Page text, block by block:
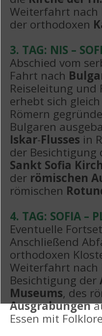
Weiterfahrt nach
der orthodoxen
3. TAG: NIS –
Abschied vom
Fahrt nach
Reiseleitung und
erhebt sich
Römern
Bulgaren
Iskar-Flusses in
der Besichtigung
Sankt Sofia
der römischen
römischen
4. TAG: SOFIA –
Eventuelle
Anschließend
orthodoxen
Weiterfahrt nach
Besichtigung der
Museums, des
Ausgrabungen
Essen mit